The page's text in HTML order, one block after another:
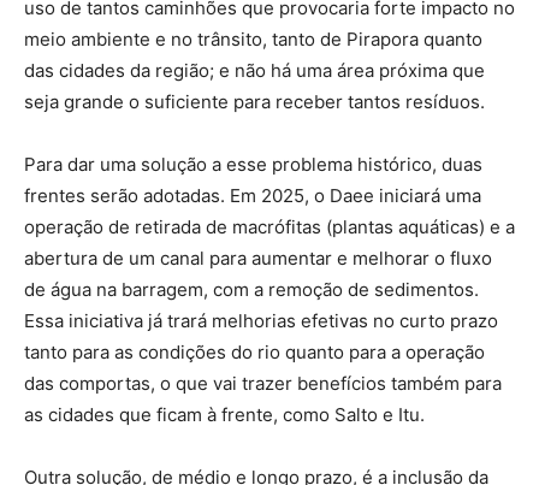
uso de tantos caminhões que provocaria forte impacto no
meio ambiente e no trânsito, tanto de Pirapora quanto
das cidades da região; e não há uma área próxima que
seja grande o suficiente para receber tantos resíduos.
Para dar uma solução a esse problema histórico, duas
frentes serão adotadas. Em 2025, o Daee iniciará uma
operação de retirada de macrófitas (plantas aquáticas) e a
abertura de um canal para aumentar e melhorar o fluxo
de água na barragem, com a remoção de sedimentos.
Essa iniciativa já trará melhorias efetivas no curto prazo
tanto para as condições do rio quanto para a operação
das comportas, o que vai trazer benefícios também para
as cidades que ficam à frente, como Salto e Itu.
Outra solução, de médio e longo prazo, é a inclusão da